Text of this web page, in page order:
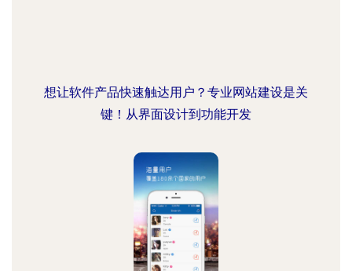
想让软件产品快速触达用户？专业网站建设是关
键！从界面设计到功能开发